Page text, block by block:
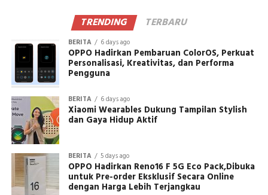
TRENDING TERBARU
BERITA 6 days ago
OPPO Hadirkan Pembaruan ColorOS, Perkuat
Personalisasi, Kreativitas, dan Performa
Pengguna
BERITA 6 days ago
Xiaomi Wearables Dukung Tampilan Stylish
dan Gaya Hidup Aktif
BERITA 5 days ago
OPPO Hadirkan Reno16 F 5G Eco Pack,Dibuka
untuk Pre-order Eksklusif Secara Online
dengan Harga Lebih Terjangkau